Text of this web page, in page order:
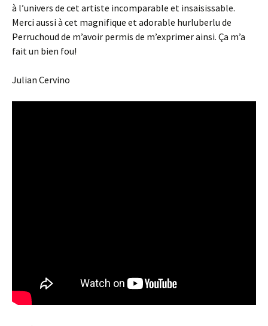
à l’univers de cet artiste incomparable et insaisissable.
Merci aussi à cet magnifique et adorable hurluberlu de
Perruchoud de m’avoir permis de m’exprimer ainsi. Ça m’a
fait un bien fou!
Julian Cervino